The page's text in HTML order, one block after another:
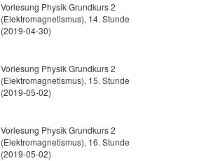
Vorlesung Physik Grundkurs 2
(Elektromagnetismus), 14. Stunde
(2019-04-30)
Vorlesung Physik Grundkurs 2
(Elektromagnetismus), 15. Stunde
(2019-05-02)
Vorlesung Physik Grundkurs 2
(Elektromagnetismus), 16. Stunde
(2019-05-02)